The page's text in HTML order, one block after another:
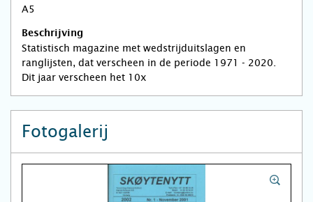
A5
Beschrijving
Statistisch magazine met wedstrijduitslagen en
ranglijsten, dat verscheen in de periode 1971 - 2020.
Dit jaar verscheen het 10x
Fotogalerij